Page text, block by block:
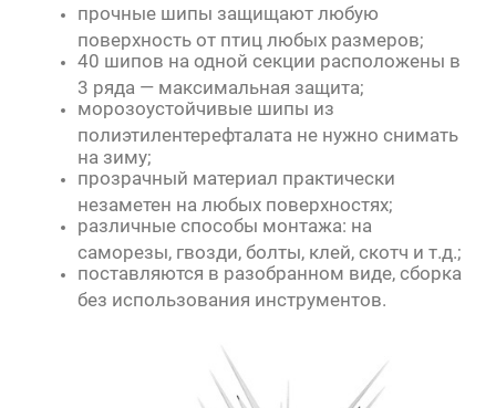
прочные шипы защищают любую
поверхность от птиц любых размеров;
40 шипов на одной секции расположены в
3 ряда — максимальная защита;
морозоустойчивые шипы из
полиэтилентерефталата не нужно снимать
на зиму;
прозрачный материал практически
незаметен на любых поверхностях;
различные способы монтажа: на
саморезы, гвозди, болты, клей, скотч и т.д.;
поставляются в разобранном виде, сборка
без использования инструментов.